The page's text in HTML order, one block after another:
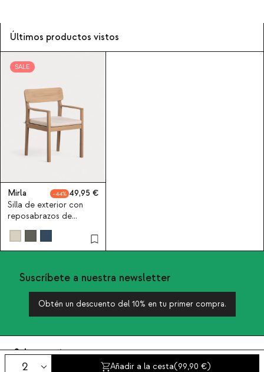
Añadir a la cesta(99,90 )
Últimos productos vistos
SALE
Mirla 44
49,95
Silla de exterior con
reposabrazos de
madera de acacia Mirla
Suscríbete a nuestra newsletter
Obtén un descuento del 10% en tu primer compra.
Sobre nosotros
Categorías